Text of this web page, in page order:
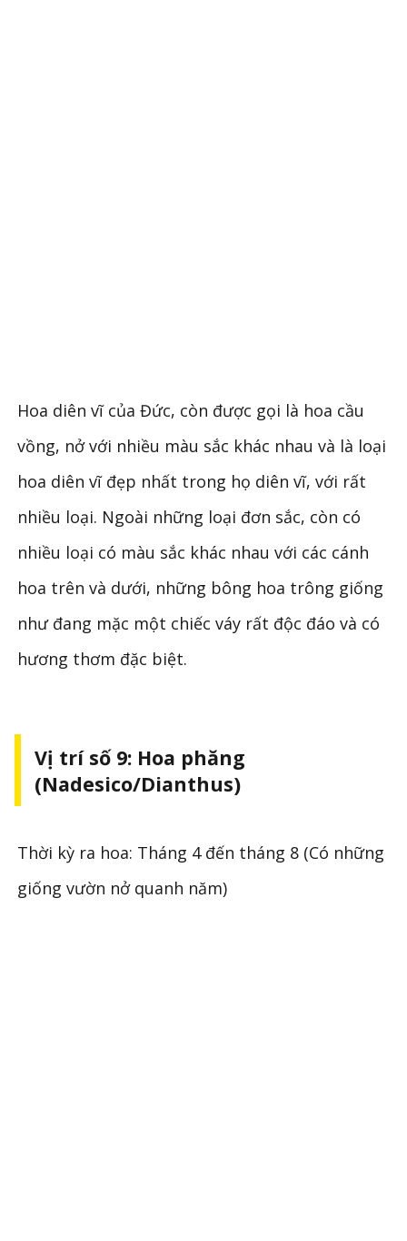
Hoa diên vĩ của Đức, còn được gọi là hoa cầu
vồng, nở với nhiều màu sắc khác nhau và là loại
hoa diên vĩ đẹp nhất trong họ diên vĩ, với rất
nhiều loại. Ngoài những loại đơn sắc, còn có
nhiều loại có màu sắc khác nhau với các cánh
hoa trên và dưới, những bông hoa trông giống
như đang mặc một chiếc váy rất độc đáo và có
hương thơm đặc biệt.
Vị trí số 9: Hoa phăng
(Nadesico/Dianthus)
Thời kỳ ra hoa: Tháng 4 đến tháng 8 (Có những
giống vườn nở quanh năm)